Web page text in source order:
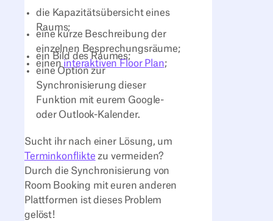
die Kapazitätsübersicht eines
Raums;
eine kurze Beschreibung der
einzelnen Besprechungsräume;
ein Bild des Raumes;
einen interaktiven Floor Plan;
eine Option zur
Synchronisierung dieser
Funktion mit eurem Google-
oder Outlook-Kalender.
Sucht ihr nach einer Lösung, um
Terminkonflikte zu vermeiden?
Durch die Synchronisierung von
Room Booking mit euren anderen
Plattformen ist dieses Problem
gelöst!